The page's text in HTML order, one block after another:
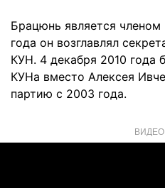
Брацюнь является
года он возглавлял
КУН. 4 декабря 2010 года
КУНа вместо Алексея
партию с 2003 года.